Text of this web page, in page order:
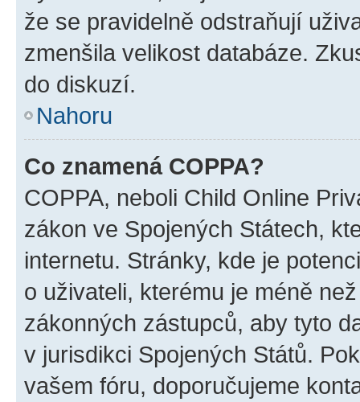
že se pravidelně odstraňují
zmenšila velikost databáze.
do diskuzí.
Nahoru
Co znamená COPPA?
COPPA, neboli Child Online
zákon ve Spojených Státech,
internetu. Stránky, kde je
o uživateli, kterému je méně
zákonných zástupců, aby tyto
v jurisdikci Spojených Států.
vašem fóru, doporučujeme